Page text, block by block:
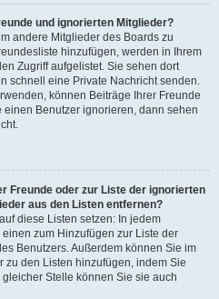
und ignorierten Mitglieder?
andere Mitglieder des Boards zu
hinzufügen, werden in Ihrem
Zugriff aufgelistet. Sie sehen dort
schnell eine Private Nachricht senden.
können Beiträge Ihrer Freunde
Benutzer ignorieren, dann sehen
Freunde oder zur Liste der ignorierten
aus den Listen entfernen?
diese Listen setzen: In jedem
zum Hinzufügen zur Liste der
Benutzers. Außerdem können Sie im
den Listen hinzufügen, indem Sie
Stelle können Sie sie auch